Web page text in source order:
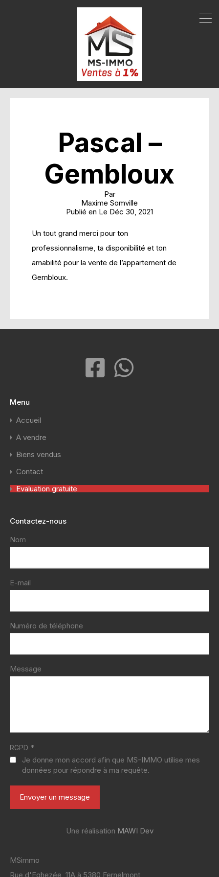
Pascal –
Gembloux
Par
Maxime Somville
Publié en Le Déc 30, 2021
Un tout grand merci pour ton
professionnalisme, ta disponibilité et ton
amabilité pour la vente de l’appartement de
Gembloux.
Menu
Accueil
A vendre
Biens vendus
Contact
Evaluation gratuite
Contactez-nous
Nom
E-mail
Numéro de téléphone
Message
RGPD *
Je donne mon accord afin que MS-IMMO utilise mes
données pour répondre à ma requête.
Une réalisation MAWI Dev
MSimmo
Rue d'Eghezée, 11A à 5380 Fernelmont